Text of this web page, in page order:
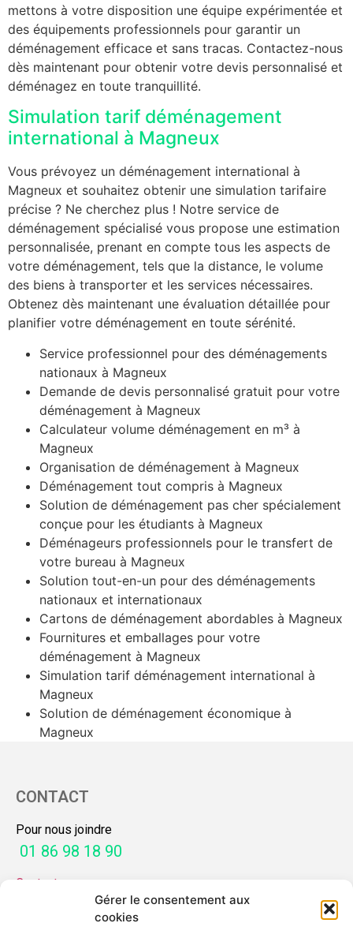
Gérer le consentement aux
cookies
mettons à votre disposition une équipe expérimentée et
des équipements professionnels pour garantir un
déménagement efficace et sans tracas. Contactez-nous
dès maintenant pour obtenir votre devis personnalisé et
déménagez en toute tranquillité.
Simulation tarif déménagement
international à Magneux
Vous prévoyez un déménagement international à
Magneux et souhaitez obtenir une simulation tarifaire
précise ? Ne cherchez plus ! Notre service de
déménagement spécialisé vous propose une estimation
personnalisée, prenant en compte tous les aspects de
votre déménagement, tels que la distance, le volume
des biens à transporter et les services nécessaires.
Obtenez dès maintenant une évaluation détaillée pour
planifier votre déménagement en toute sérénité.
Service professionnel pour des déménagements
nationaux à Magneux
Demande de devis personnalisé gratuit pour votre
déménagement à Magneux
Calculateur volume déménagement en m³ à
Magneux
Organisation de déménagement à Magneux
Déménagement tout compris à Magneux
Solution de déménagement pas cher spécialement
conçue pour les étudiants à Magneux
Déménageurs professionnels pour le transfert de
votre bureau à Magneux
Solution tout-en-un pour des déménagements
nationaux et internationaux
Cartons de déménagement abordables à Magneux
Fournitures et emballages pour votre
déménagement à Magneux
Simulation tarif déménagement international à
Magneux
Solution de déménagement économique à
Magneux
CONTACT
Pour nous joindre
01 86 98 18 90
Contactez-nous